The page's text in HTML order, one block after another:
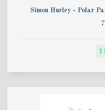
Simon Hurley - Polar
I